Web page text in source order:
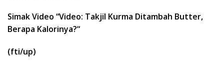
Simak Video “Video: Takjil Kurma Ditambah Butter,
Berapa Kalorinya?“
(fti/up)